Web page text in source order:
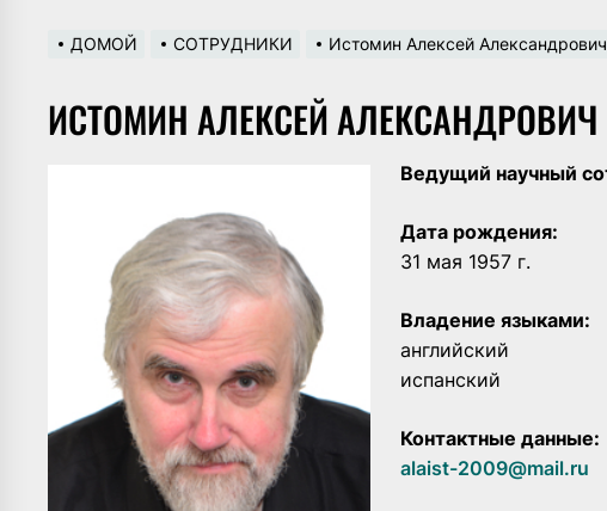
ДОМОЙ СОТРУДНИКИ Истомин Алексей Александрович
ИСТОМИН АЛЕКСЕЙ АЛЕКСАНДРОВИЧ
Ведущий научный
Дата рождения:
31 мая 1957 г.
Владение языками:
английский
испанский
Контактные данные:
alaist-2009@mail.ru